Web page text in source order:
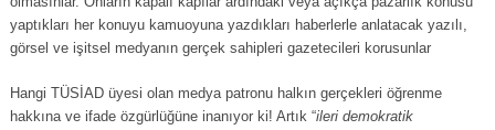
yaptıkları her konuyu kamuoyuna yazdıkları haberlerle anlatacak yazılı,
görsel ve işitsel medyanın gerçek sahipleri gazetecileri korusunlar
Hangi TÜSİAD üyesi olan medya patronu halkın gerçekleri öğrenme
hakkına ve ifade özgürlüğüne inanıyor ki! Artık “ileri demokratik